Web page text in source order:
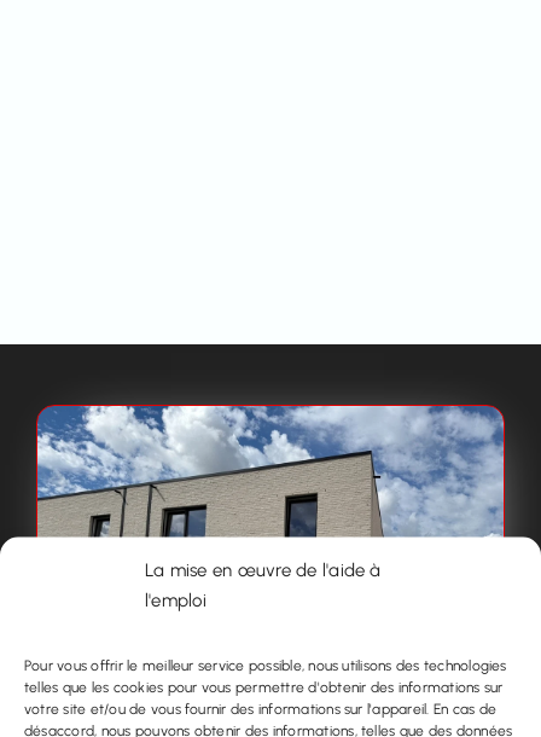
La mise en œuvre de l'aide à
l'emploi
Pour vous offrir le meilleur service possible, nous utilisons des technologies
telles que les cookies pour vous permettre d'obtenir des informations sur
votre site et/ou de vous fournir des informations sur l'appareil. En cas de
désaccord, nous pouvons obtenir des informations, telles que des données